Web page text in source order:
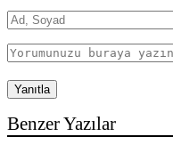
Benzer Yazılar